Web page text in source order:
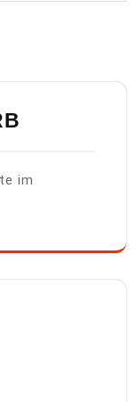
im